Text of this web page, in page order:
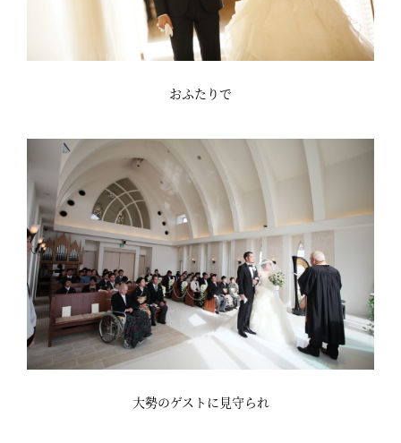
おふたりで
大勢のゲストに見守られ